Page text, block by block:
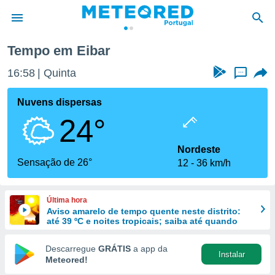
da
foi
fornecidas
a este
das
e
forma
digital
Tempo em Eibar
16:58 Quinta ...
Nuvens dispersas
24°
Sensação de 26°
Nordeste
12
36 km/h
Última hora
Aviso amarelo de tempo quente neste distrito:
até 39 ºC e noites tropicais; saiba até quando
Descarregue GRÁTIS a app da
Meteored!
Instalar